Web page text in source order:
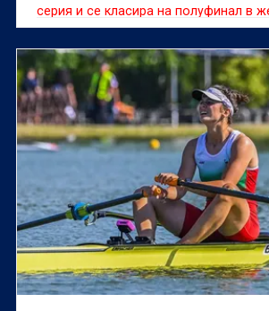
серия и се класира на полуфинал в
Световното първенство по гребане
Пловдив.